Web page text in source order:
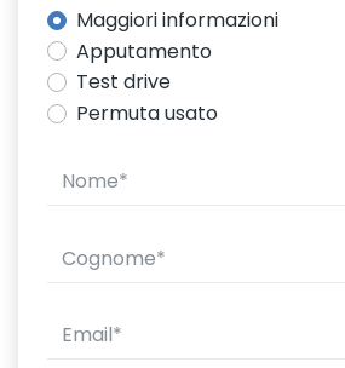
Maggiori informazioni
Apputamento
Test drive
Permuta usato